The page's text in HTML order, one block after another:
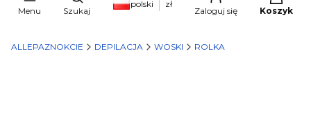
Menu Szukaj
polski zł
Zaloguj się Koszyk
ALLEPAZNOKCIE DEPILACJA WOSKI ROLKA